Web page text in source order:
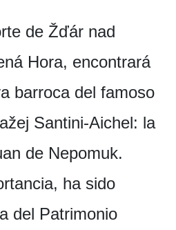
de Žďár nad
Hora, encontrará
barroca del famoso
Santini-Aichel: la
de Nepomuk.
ha sido
del Patrimonio